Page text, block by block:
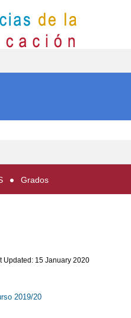
Grados
Updated: 15 January 2020
2019/20